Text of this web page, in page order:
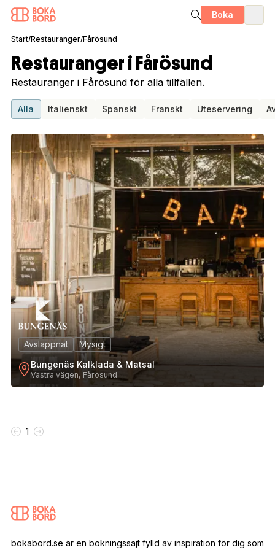
Boka
Start/Restauranger/Fårösund
Restauranger i Fårösund
Restauranger i Fårösund för alla tillfällen.
Alla Italienskt Spanskt Franskt Uteservering
1
Avslappnat
Mysigt
Bungenäs Kalklada & Matsal
Västra vägen, Fårösund
1
bokabord.se är en bokningssajt fylld av inspiration för dig som